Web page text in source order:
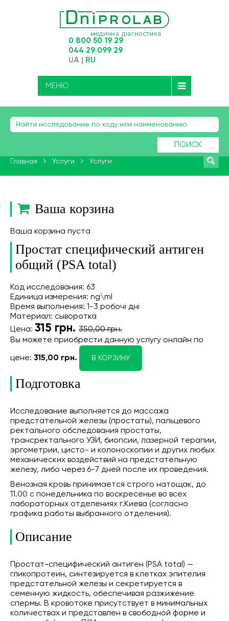
0 800 50 19 29
044 29 099 29
UA RU
МЕНЮ
ПОИСК
Главная Услуги Услуги
Ваша корзина
Ваша корзина пуста
Простат специфический антиген
общий (PSA total)
Код исследования: 63
Единица измерения: ng\ml
Время выполнения: 1-3 робочі дні
Материал: сыворотка
Цена: 315 грн. 350,00 грн.
Вы можете приобрести данную услугу онлайн по
цене: 315,00 грн. В КОРЗИНУ
Подготовка
Исследование выполняется до массажа
предстательной железы (простаты), пальцевого
ректального обследования простаты,
трансректального УЗИ, биопсии, лазерной терапии,
эргометрии, цисто- и колоноскопии и других любых
механических воздействий на предстательную
железу, либо через 6-7 дней после их проведения.
Венозная кровь принимается строго натощак, до
11.00 с понедельника по воскресенье во всех
лабораторных отделениях г.Киева (согласно
графика работы выбранного отделения).
Описание
Простат-специфический антиген (РSA total) —
гликопротеин, синтезируется в клетках эпителия
предстательной железы и секретируется в
семенную жидкость, обеспечивая разжижение
спермы. В кровотоке присутствует в минимальных
количествах и представлен в свободной форме и